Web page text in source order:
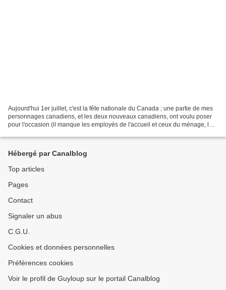
Aujourd'hui 1er juillet, c'est la fête nationale du Canada ; une partie de mes
personnages canadiens, et les deux nouveaux canadiens, ont voulu poser
pour l'occasion (il manque les employés de l'accueil et ceux du ménage, le
Hébergé par Canalblog
Top articles
Pages
Contact
Signaler un abus
C.G.U.
Cookies et données personnelles
Préférences cookies
Voir le profil de Guyloup sur le portail Canalblog